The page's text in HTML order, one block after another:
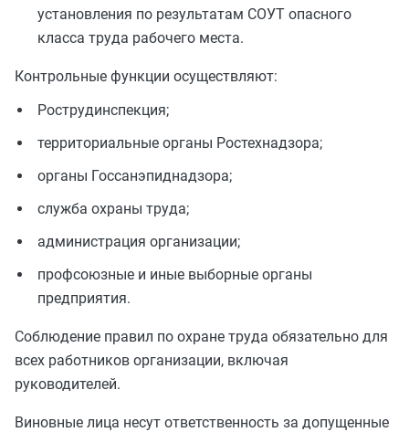
установления по результатам СОУТ опасного
класса труда рабочего места.
Контрольные функции осуществляют:
Рострудинспекция;
территориальные органы Ростехнадзора;
органы Госсанэпиднадзора;
служба охраны труда;
администрация организации;
профсоюзные и иные выборные органы
предприятия.
Соблюдение правил по охране труда обязательно для
всех работников организации, включая
руководителей.
Виновные лица несут ответственность за допущенные